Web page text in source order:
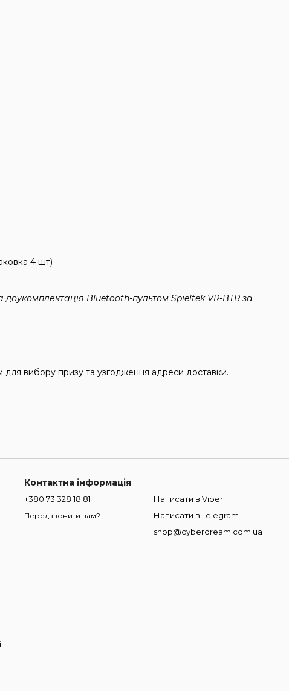
4 шт)
Bluetooth-пультом Spieltek VR-BTR за
вибору призу та узгодження адреси доставки.
Контактна інформація
+380 73 328 18 81
Передзвонити вам?
Написати в Viber
Написати в Telegram
shop@cyberdream.com.ua